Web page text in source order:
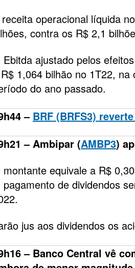
operacional líquida
contra os R$ 2,1
Ebitda ajustado pelos
1,064 bilhão no 1T22,
do ano passado.
– BRF (BRFS3)
– Ambipar (AMBP3)
montante equivale a R$
pagamento de dividendos
jus aos dividendos os
– Banco Central vê